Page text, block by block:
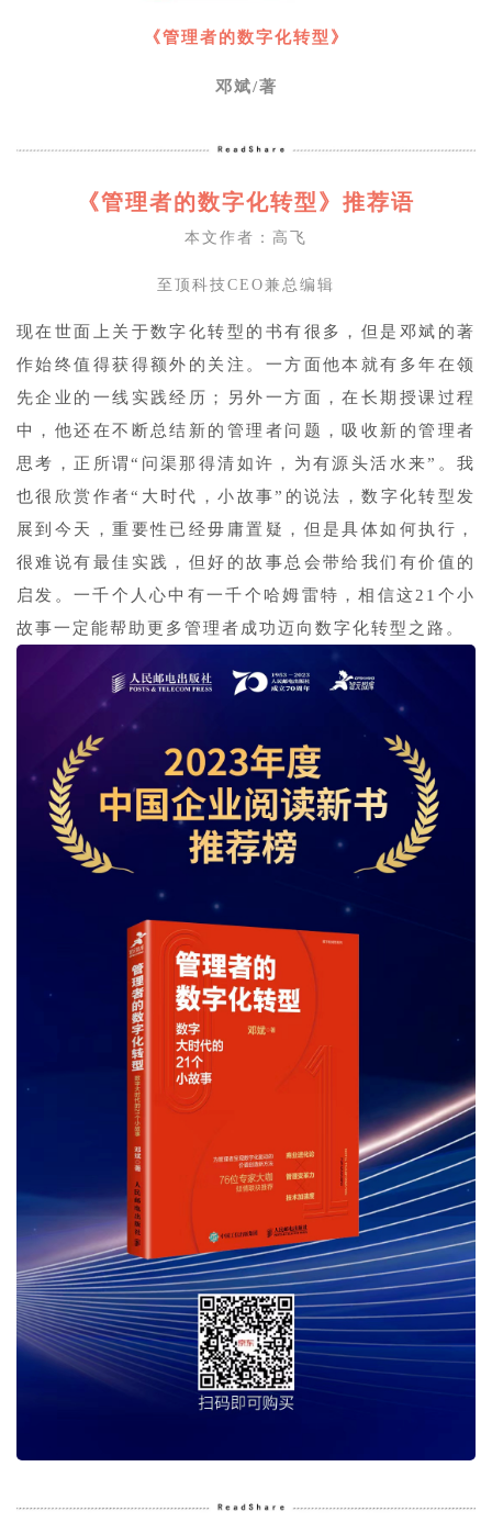
《管理者的数字化转型》
邓斌/著
《管理者的数字化转型》推荐语
本文作者：高飞
至顶科技CEO兼总编辑
现在世面上关于数字化转型的书有很多，但是邓斌的著
作始终值得获得额外的关注。一方面他本就有多年在领
先企业的一线实践经历；另外一方面，在长期授课过程
中，他还在不断总结新的管理者问题，吸收新的管理者
思考，正所谓“问渠那得清如许，为有源头活水来”。我
也很欣赏作者“大时代，小故事”的说法，数字化转型发
展到今天，重要性已经毋庸置疑，但是具体如何执行，
很难说有最佳实践，但好的故事总会带给我们有价值的
启发。一千个人心中有一千个哈姆雷特，相信这21个小
故事一定能帮助更多管理者成功迈向数字化转型之路。